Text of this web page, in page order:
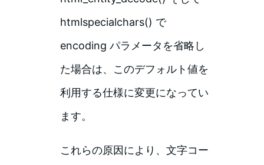
htmlspecialchars() で
encoding パラメータを省略し
た場合は、このデフォルト値を
利用する仕様に変更になってい
ます。
これらの原因により、文字コー